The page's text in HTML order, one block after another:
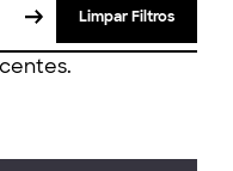
Limpar Filtros